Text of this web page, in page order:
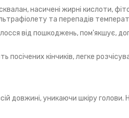
насичені жирні кислоти,
та перепадів
від пошкоджень, пом'якшує,
кінчиків, легке
довжині, уникаючи шкіру голови.